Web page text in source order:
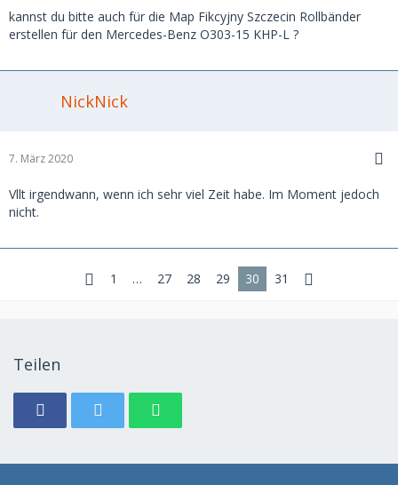
kannst du bitte auch für die Map Fikcyjny Szczecin Rollbänder
erstellen für den Mercedes-Benz O303-15 KHP-L ?
NickNick
7. März 2020
Vllt irgendwann, wenn ich sehr viel Zeit habe. Im Moment jedoch
nicht.
1 … 27 28 29 30 31
Teilen